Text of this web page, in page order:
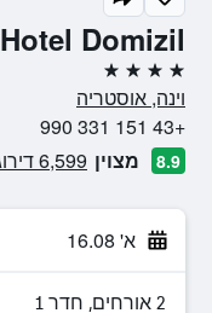
Hotel Domizil
4 כוכבים
וינה, אוסטריה
+43 151 331 990
8.9 מצוין 6,599 דירוגים מאומתים
א' 16.08
2 אורחים, חדר 1